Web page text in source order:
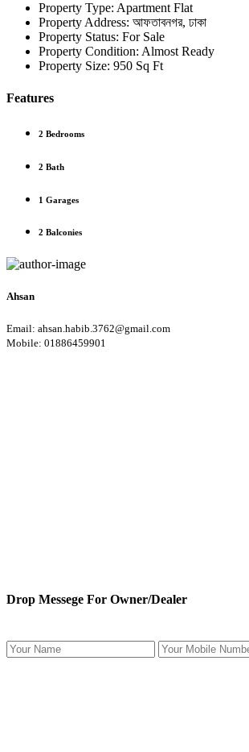
Property Type: Apartment Flat
Property Address: আফতাবনগর, ঢাকা
Property Status: For Sale
Property Condition: Almost Ready
Property Size: 950 Sq Ft
Features
2 Bedrooms
2 Bath
1 Garages
2 Balconies
Ahsan
Email: ahsan.habib.3762@gmail.com
Mobile: 01886459901
Drop Messege For Owner/Dealer